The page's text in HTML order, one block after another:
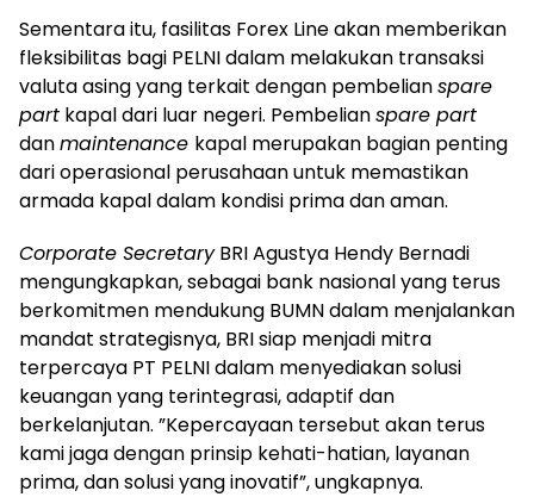
Sementara itu, fasilitas Forex Line akan memberikan
fleksibilitas bagi PELNI dalam melakukan transaksi
valuta asing yang terkait dengan pembelianspare
part kapal dari luar negeri. Pembelianspare part
danmaintenance kapal merupakan bagian penting
dari operasional perusahaan untuk memastikan
armada kapal dalam kondisi prima dan aman.
Corporate SecretaryBRI Agustya Hendy Bernadi
mengungkapkan, sebagai bank nasional yang terus
berkomitmen mendukung BUMN dalam menjalankan
mandat strategisnya, BRI siap menjadi mitra
terpercaya PT PELNI dalam menyediakan solusi
keuangan yang terintegrasi, adaptif dan
berkelanjutan. ”Kepercayaan tersebut akan terus
kami jaga dengan prinsip kehati-hatian, layanan
prima, dan solusi yang inovatif”, ungkapnya.